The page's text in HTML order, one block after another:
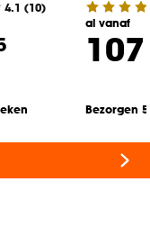
4.1 (10)
al vanaf
Bezorgen